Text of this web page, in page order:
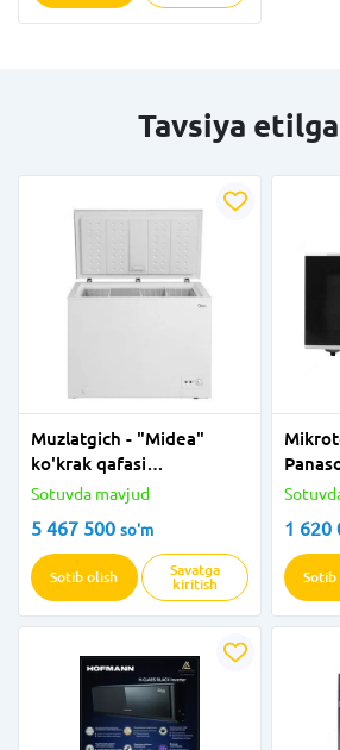
Tavsiya
Muzlatgich - "Midea"
ko'krak qafasi
MDRS405FZF 01GL (Oq)
Sotuvda mavjud
5 467 500 so'm
Sotib olish
Savatga
kiritish
1 620
Sotib